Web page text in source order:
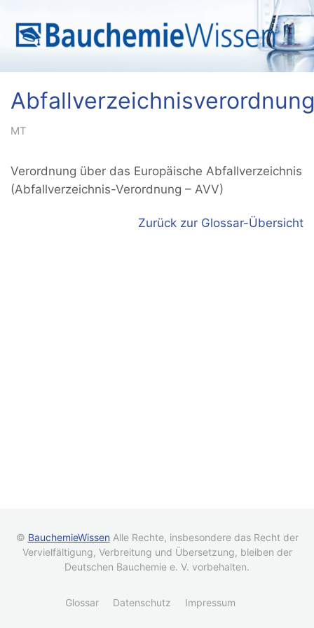
MT
Verordnung über das Europäische Abfallverzeichnis
(Abfallverzeichnis-Verordnung – AVV)
Zurück zur Glossar-Übersicht
© BauchemieWissen Alle Rechte, insbesondere das Recht der
Vervielfältigung, Verbreitung und Übersetzung, bleiben der
Deutschen Bauchemie e. V. vorbehalten.
Glossar Datenschutz Impressum